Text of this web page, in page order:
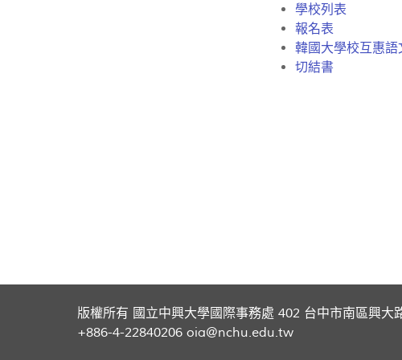
學校列表
報名表
韓國大學校互惠
切結書
版權所有 國立中興大學國際事務處 402 台中市南區興大
+886-4-22840206 oia@nchu.edu.tw